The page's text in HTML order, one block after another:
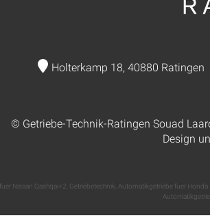
Holterkamp 18, 40880 Ratingen
© Getriebe-Technik-Ratingen Souad
Design
Nissan Qashqai+2 Getriebetechnik Automatikgetriebe fuer Honda